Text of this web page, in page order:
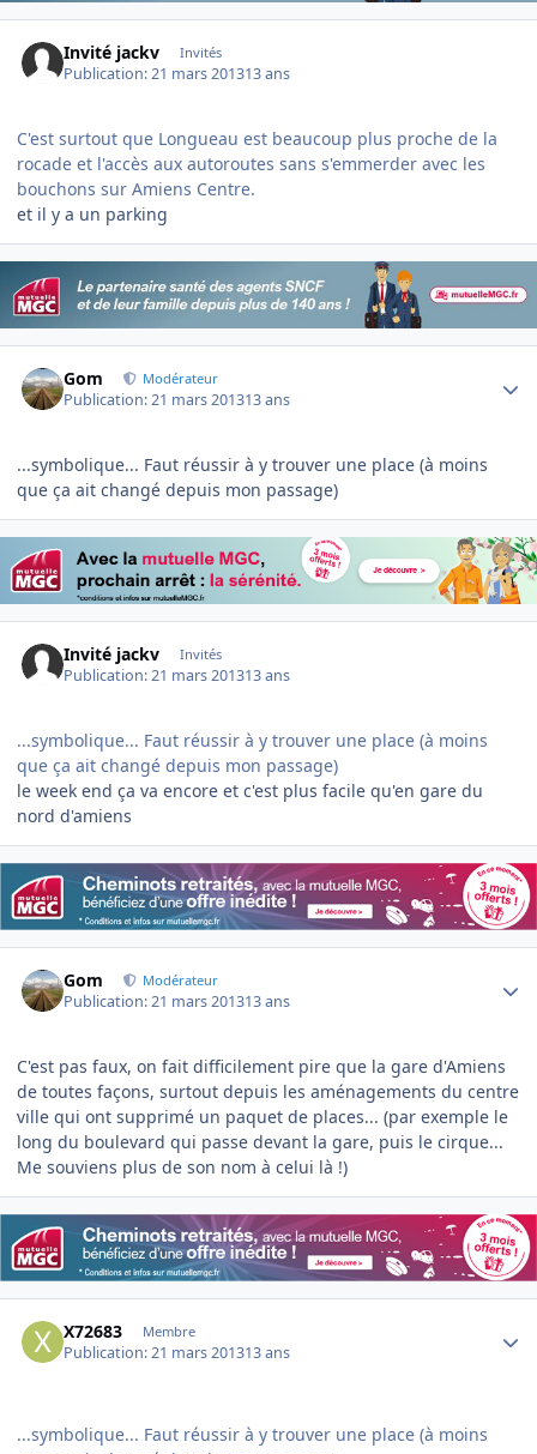
Invité jackv Invités
Publication:21 mars 201313 ans
C'est surtout que Longueau est beaucoup plus proche de la
rocade et l'accès aux autoroutes sans s'emmerder avec les
bouchons sur Amiens Centre.
et il y a un parking
Gom Modérateur
Publication:21 mars 201313 ans
...symbolique... Faut réussir à y trouver une place (à moins
que ça ait changé depuis mon passage)
Invité jackv Invités
Publication:21 mars 201313 ans
...symbolique... Faut réussir à y trouver une place (à moins
que ça ait changé depuis mon passage)
le week end ça va encore et c'est plus facile qu'en gare du
nord d'amiens
Gom Modérateur
Publication:21 mars 201313 ans
C'est pas faux, on fait difficilement pire que la gare d'Amiens
de toutes façons, surtout depuis les aménagements du centre
ville qui ont supprimé un paquet de places... (par exemple le
long du boulevard qui passe devant la gare, puis le cirque...
Me souviens plus de son nom à celui là !)
X72683 Membre
Publication:21 mars 201313 ans
...symbolique... Faut réussir à y trouver une place (à moins